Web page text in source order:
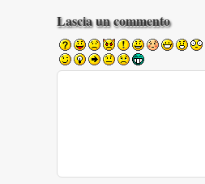
Lascia un commento